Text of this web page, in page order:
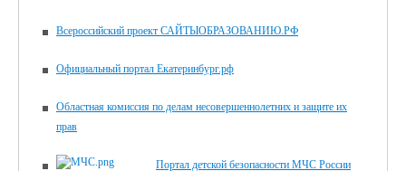
Всероссийский проект САЙТЫОБРАЗОВАНИЮ.РФ
Официальный портал Екатеринбург.рф
Областная комиссия по делам несовершеннолетних и защите их
прав
Портал детской безопасности МЧС России